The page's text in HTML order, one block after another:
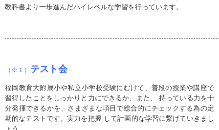
教科書より一歩進んだハイレベルな学習を行っています。
（※１） テスト会
福岡教育大附属小や私立小学校受験にむけて、普段の授業や講座で
習得したことをしっかりと力にできるか、また、 持っている力を十
分発揮できるかを、さまざまな項目で総合的にチェックする為の定
期的なテストです。実力を把握 して計画的な学習に繋げていきまし